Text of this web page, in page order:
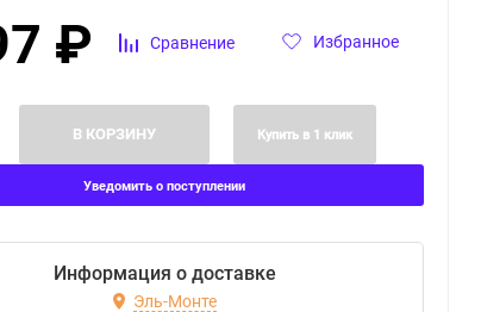
₽ Сравнение Избранное
В КОРЗИНУ Купить в 1 клик
Уведомить о поступлении
Информация о доставке
Эль-Монте